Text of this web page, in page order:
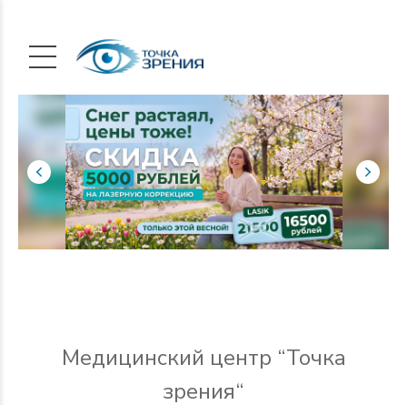
Медицинский центр “Точка
зрения“